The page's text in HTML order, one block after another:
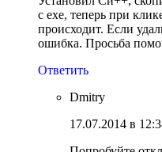
с exe, теперь при
происходит. Если
ошибка. Просьба
Ответить
Dmitry
17.07.2014 в